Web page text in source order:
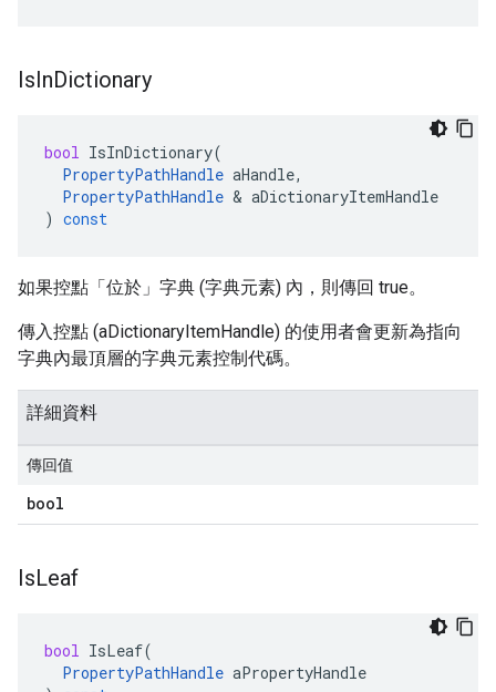
IsInDictionary
bool IsInDictionary(
PropertyPathHandle aHandle,
PropertyPathHandle & aDictionaryItemHandle
) const
如果控點「位於」字典 (字典元素) 內，則傳回 true。
傳入控點 (aDictionaryItemHandle) 的使用者會更新為指向
字典內最頂層的字典元素控制代碼。
詳細資料
傳回值
bool
IsLeaf
bool IsLeaf(
PropertyPathHandle aPropertyHandle